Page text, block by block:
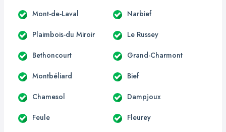
Mont-de-Laval Narbief
Plaimbois-du Miroir Le Russey
Bethoncourt Grand-Charmont
Montbéliard Bief
Chamesol Dampjoux
Feule Fleurey